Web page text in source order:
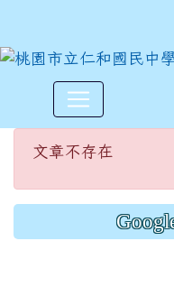
文章不存在
文章不存在